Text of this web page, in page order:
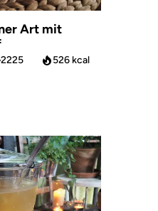
Art mit
2225 526 kcal